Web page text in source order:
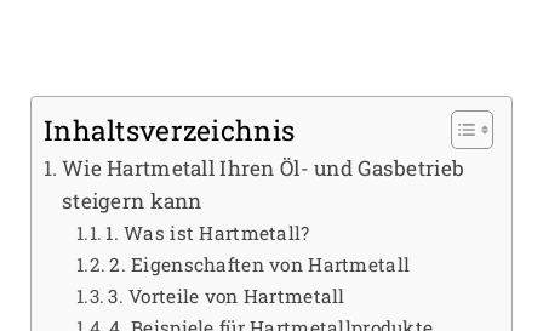
Inhaltsverzeichnis
Wie Hartmetall Ihren Öl- und Gasbetrieb
steigern kann
1. Was ist Hartmetall?
2. Eigenschaften von Hartmetall
3. Vorteile von Hartmetall